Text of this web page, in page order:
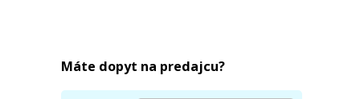
Originálny toner
Máte dopyt na predajcu?